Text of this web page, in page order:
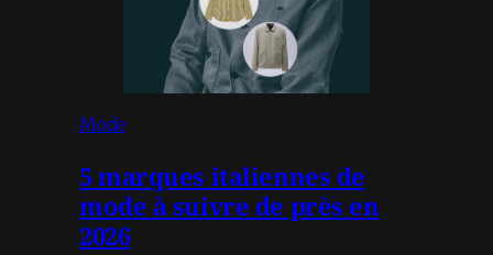
Mode
5 marques italiennes de
mode à suivre de près en
2026